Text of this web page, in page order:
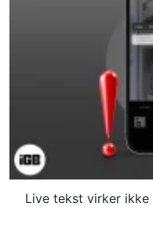
Live tekst virker ikke